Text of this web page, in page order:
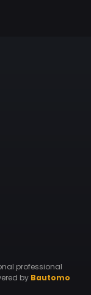
professional
by Bautomo